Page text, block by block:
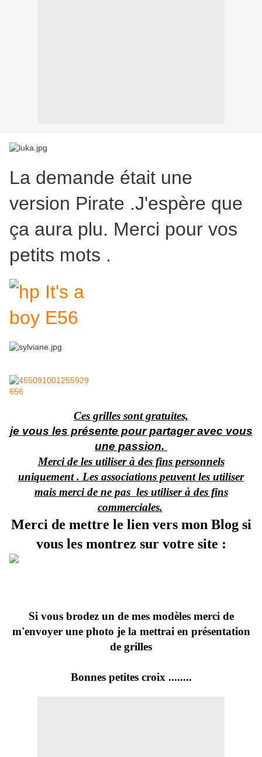
La demande était une
version Pirate .J'espère que
ça aura plu. Merci pour vos
petits mots .
Ces grilles sont gratuites,
je vous les présente pour partager avec vous
une passion.
Merci de les utiliser à des fins personnels
uniquement . Les associations peuvent les utiliser
mais merci de ne pas les utiliser à des fins
commerciales.
Merci de mettre le lien vers mon Blog si
vous les montrez sur votre site :
Si vous brodez un de mes modèles merci de
m'envoyer une photo je la mettrai en présentation
de grilles
Bonnes petites croix ........